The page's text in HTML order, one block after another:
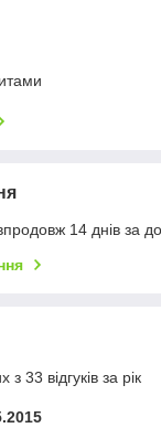
14 днів за
33 відгуків за рік